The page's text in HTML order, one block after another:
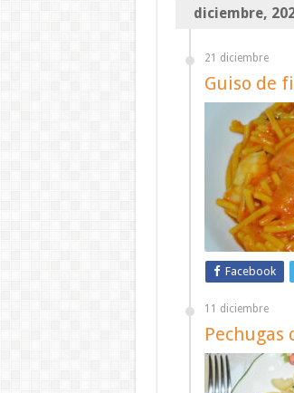
diciembre,
21 diciembre
Guiso de
Facebook
11 diciembre
Pechugas